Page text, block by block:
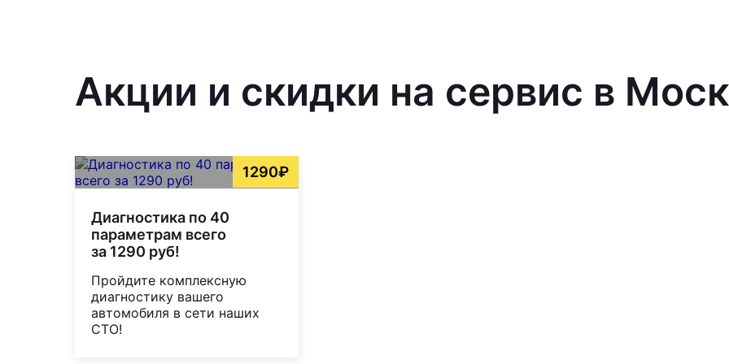
Акции и скидки на сервис в
1290₽
Диагностика по 40
параметрам всего
за 1290 руб!
Пройдите комплексную
диагностику вашего
автомобиля в сети наших
СТО!